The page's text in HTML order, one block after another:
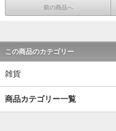
前の商品へ
この商品のカテゴリー
雑貨
商品カテゴリー一覧